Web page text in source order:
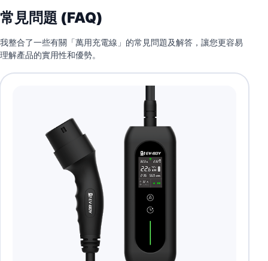
常見問題 (FAQ)
我整合了一些有關「萬用充電線」的常見問題及解答，讓您更容易
理解產品的實用性和優勢。